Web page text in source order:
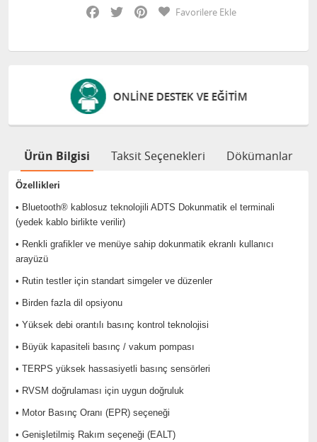
Facebook
Twitter PinterestFavorilere Ekle
ONLINE DESTEK VE EĞITIM
Ürün Bilgisi Taksit Seçenekleri Dökümanlar
Özellikleri
• Bluetooth® kablosuz teknolojili ADTS Dokunmatik el terminali
(yedek kablo birlikte verilir)
• Renkli grafikler ve menüye sahip dokunmatik ekranlı kullanıcı
arayüzü
• Rutin testler için standart simgeler ve düzenler
• Birden fazla dil opsiyonu
• Yüksek debi orantılı basınç kontrol teknolojisi
• Büyük kapasiteli basınç / vakum pompası
• TERPS yüksek hassasiyetli basınç sensörleri
• RVSM doğrulaması için uygun doğruluk
• Motor Basınç Oranı (EPR) seçeneği
• Genişletilmiş Rakım seçeneği (EALT)